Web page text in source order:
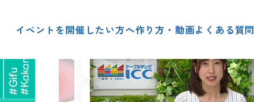
イベントを開催したい方へ作り方・動画よくある質問